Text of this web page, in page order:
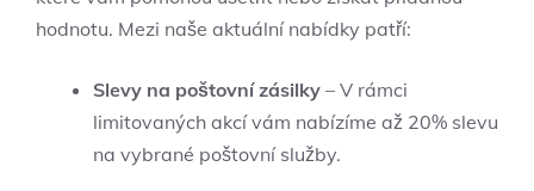
hodnotu. Mezi naše aktuální nabídky patří:
Slevy na poštovní zásilky – V rámci
limitovaných akcí vám nabízíme až 20% slevu
na vybrané poštovní služby.